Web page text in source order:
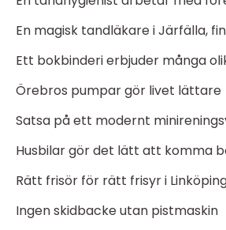
En magisk tandläkare i Järfälla,
Ett bokbinderi erbjuder många
Örebros pumpar gör livet lättare
Satsa på ett modernt
Husbilar gör det lätt att komma
Rätt frisör för rätt frisyr i
Ingen skidbacke utan pistmaskin